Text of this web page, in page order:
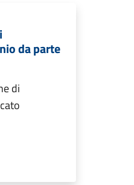
da parte
di